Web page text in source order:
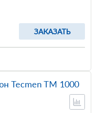
ЗАКАЗАТЬ
Tecmen TM 1000